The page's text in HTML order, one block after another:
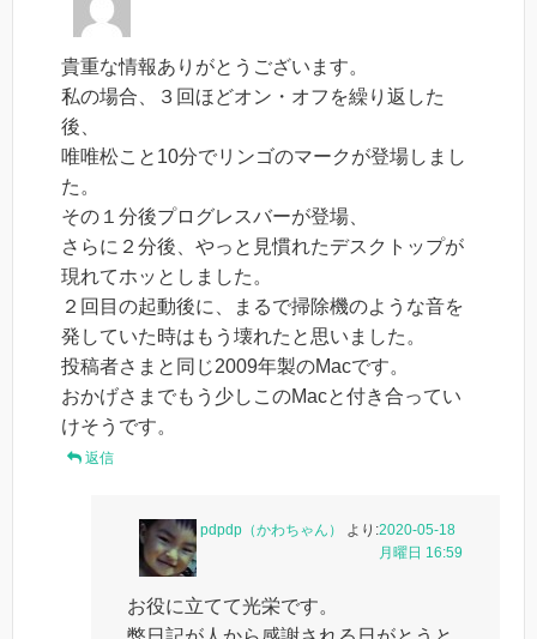
貴重な情報ありがとうございます。
私の場合、３回ほどオン・オフを繰り返した
後、
唯唯松こと10分でリンゴのマークが登場しまし
た。
その１分後プログレスバーが登場、
さらに２分後、やっと見慣れたデスクトップが
現れてホッとしました。
２回目の起動後に、まるで掃除機のような音を
発していた時はもう壊れたと思いました。
投稿者さまと同じ2009年製のMacです。
おかげさまでもう少しこのMacと付き合ってい
けそうです。
返信
pdpdp（かわちゃん） より:2020-05-18
月曜日 16:59
お役に立てて光栄です。